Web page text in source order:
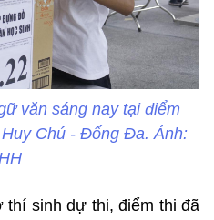
văn sáng nay tại điểm
Chú - Đống Đa. Ảnh:
thí sinh dự thi, điểm thi đã